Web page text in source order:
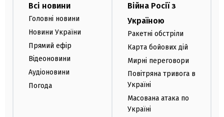
Всі новини
Головні новини
Новини України
Прямий ефір
Відеоновини
Аудіоновини
Погода
Війна Росії з
Україною
Ракетні обстріли
Карта бойових дій
Мирні переговори
Повітряна тривога в
Україні
Масована атака по
Україні